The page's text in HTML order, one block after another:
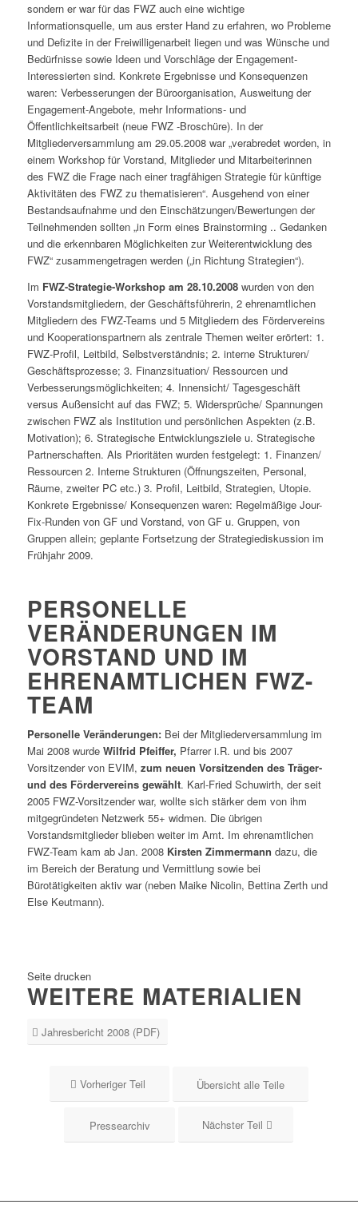
sondern er war für das FWZ auch eine wichtige
Informationsquelle, um aus erster Hand zu erfahren, wo Probleme
und Defizite in der Freiwilligenarbeit liegen und was Wünsche und
Bedürfnisse sowie Ideen und Vorschläge der Engagement-
Interessierten sind. Konkrete Ergebnisse und Konsequenzen
waren: Verbesserungen der Büroorganisation, Ausweitung der
Engagement-Angebote, mehr Informations- und
Öffentlichkeitsarbeit (neue FWZ -Broschüre). In der
Mitgliederversammlung am 29.05.2008 war „verabredet worden, in
einem Workshop für Vorstand, Mitglieder und Mitarbeiterinnen
des FWZ die Frage nach einer tragfähigen Strategie für künftige
Aktivitäten des FWZ zu thematisieren“. Ausgehend von einer
Bestandsaufnahme und den Einschätzungen/Bewertungen der
Teilnehmenden sollten „in Form eines Brainstorming .. Gedanken
und die erkennbaren Möglichkeiten zur Weiterentwicklung des
FWZ“ zusammengetragen werden („in Richtung Strategien“).
Im FWZ-Strategie-Workshop am 28.10.2008wurden von den
Vorstandsmitgliedern, der Geschäftsführerin, 2 ehrenamtlichen
Mitgliedern des FWZ-Teams und 5 Mitgliedern des Fördervereins
und Kooperationspartnern als zentrale Themen weiter erörtert: 1.
FWZ-Profil, Leitbild, Selbstverständnis; 2. interne Strukturen/
Geschäftsprozesse; 3. Finanzsituation/ Ressourcen und
Verbesserungsmöglichkeiten; 4. Innensicht/ Tagesgeschäft
versus Außensicht auf das FWZ; 5. Widersprüche/ Spannungen
zwischen FWZ als Institution und persönlichen Aspekten (z.B.
Motivation); 6. Strategische Entwicklungsziele u. Strategische
Partnerschaften. Als Prioritäten wurden festgelegt: 1. Finanzen/
Ressourcen 2. Interne Strukturen (Öffnungszeiten, Personal,
Räume, zweiter PC etc.) 3. Profil, Leitbild, Strategien, Utopie.
Konkrete Ergebnisse/ Konsequenzen waren: Regelmäßige Jour-
Fix-Runden von GF und Vorstand, von GF u. Gruppen, von
Gruppen allein; geplante Fortsetzung der Strategiediskussion im
Frühjahr 2009.
PERSONELLE
VERÄNDERUNGEN IM
VORSTAND UND IM
EHRENAMTLICHEN FWZ-
TEAM
Personelle Veränderungen:Bei der Mitgliederversammlung im
Mai 2008 wurde Wilfrid Pfeiffer, Pfarrer i.R. und bis 2007
Vorsitzender von EVIM, zum neuen Vorsitzenden des Träger-
und des Fördervereins gewählt. Karl-Fried Schuwirth, der seit
2005 FWZ-Vorsitzender war, wollte sich stärker dem von ihm
mitgegründeten Netzwerk 55+ widmen. Die übrigen
Vorstandsmitglieder blieben weiter im Amt. Im ehrenamtlichen
FWZ-Team kam ab Jan. 2008 Kirsten Zimmermann dazu, die
im Bereich der Beratung und Vermittlung sowie bei
Bürotätigkeiten aktiv war (neben Maike Nicolin, Bettina Zerth und
Else Keutmann).
Seite drucken
WEITERE MATERIALIEN
Jahresbericht 2008 (PDF)
Vorheriger Teil Übersicht alle Teile
Pressearchiv Nächster Teil